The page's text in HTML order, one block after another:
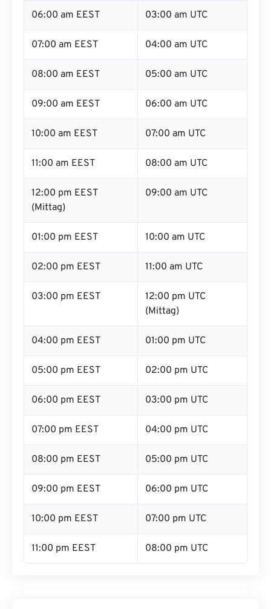
06:00 am EEST 03:00 am UTC
07:00 am EEST 04:00 am UTC
08:00 am EEST 05:00 am UTC
09:00 am EEST 06:00 am UTC
10:00 am EEST 07:00 am UTC
11:00 am EEST 08:00 am UTC
12:00 pm EEST
(Mittag)
09:00 am UTC
01:00 pm EEST 10:00 am UTC
02:00 pm EEST 11:00 am UTC
03:00 pm EEST
12:00 pm UTC
(Mittag)
04:00 pm EEST 01:00 pm UTC
05:00 pm EEST 02:00 pm UTC
06:00 pm EEST 03:00 pm UTC
07:00 pm EEST 04:00 pm UTC
08:00 pm EEST 05:00 pm UTC
09:00 pm EEST 06:00 pm UTC
10:00 pm EEST 07:00 pm UTC
11:00 pm EEST 08:00 pm UTC